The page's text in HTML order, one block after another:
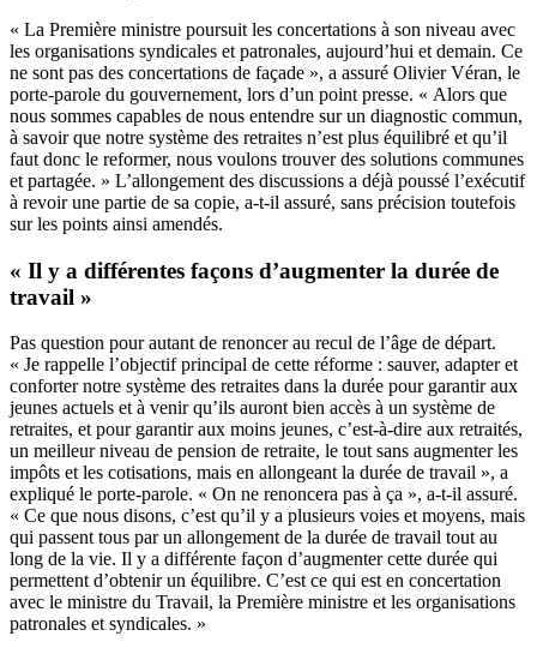
« La Première ministre poursuit les concertations à son niveau avec
les organisations syndicales et patronales, aujourd’hui et demain. Ce
ne sont pas des concertations de façade », a assuré Olivier Véran, le
porte-parole du gouvernement, lors d’un point presse. « Alors que
nous sommes capables de nous entendre sur un diagnostic commun,
à savoir que notre système des retraites n’est plus équilibré et qu’il
faut donc le reformer, nous voulons trouver des solutions communes
et partagée. » L’allongement des discussions a déjà poussé l’exécutif
à revoir une partie de sa copie, a-t-il assuré, sans précision toutefois
sur les points ainsi amendés.
« Il y a différentes façons d’augmenter la durée de
travail »
Pas question pour autant de renoncer au recul de l’âge de départ.
« Je rappelle l’objectif principal de cette réforme : sauver, adapter et
conforter notre système des retraites dans la durée pour garantir aux
jeunes actuels et à venir qu’ils auront bien accès à un système de
retraites, et pour garantir aux moins jeunes, c’est-à-dire aux retraités,
un meilleur niveau de pension de retraite, le tout sans augmenter les
impôts et les cotisations, mais en allongeant la durée de travail », a
expliqué le porte-parole. « On ne renoncera pas à ça », a-t-il assuré.
« Ce que nous disons, c’est qu’il y a plusieurs voies et moyens, mais
qui passent tous par un allongement de la durée de travail tout au
long de la vie. Il y a différente façon d’augmenter cette durée qui
permettent d’obtenir un équilibre. C’est ce qui est en concertation
avec le ministre du Travail, la Première ministre et les organisations
patronales et syndicales. »